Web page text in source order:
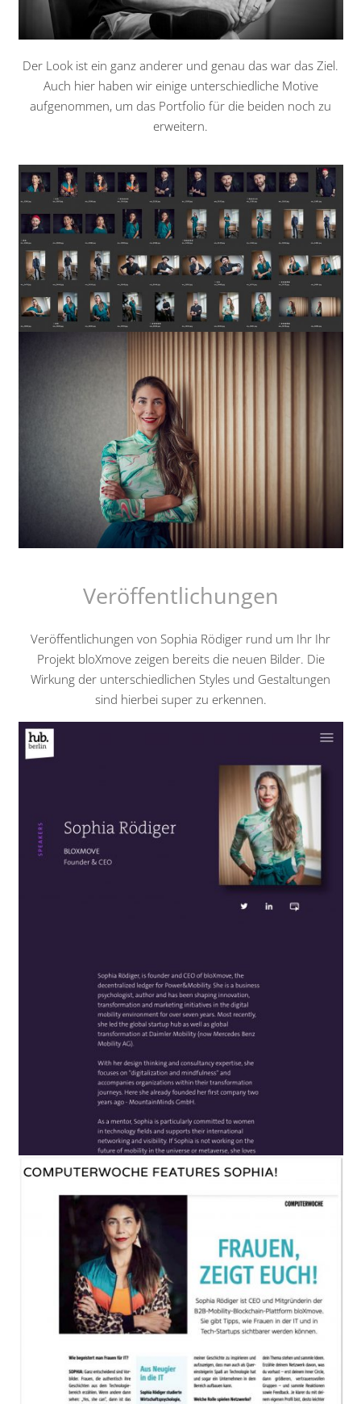
Der Look ist ein ganz anderer und genau das war das Ziel.
Auch hier haben wir einige unterschiedliche Motive
aufgenommen, um das Portfolio für die beiden noch zu
erweitern.
Veröffentlichungen
Veröffentlichungen von Sophia Rödiger rund um Ihr Ihr
Projekt bloXmove zeigen bereits die neuen Bilder. Die
Wirkung der unterschiedlichen Styles und Gestaltungen
sind hierbei super zu erkennen.